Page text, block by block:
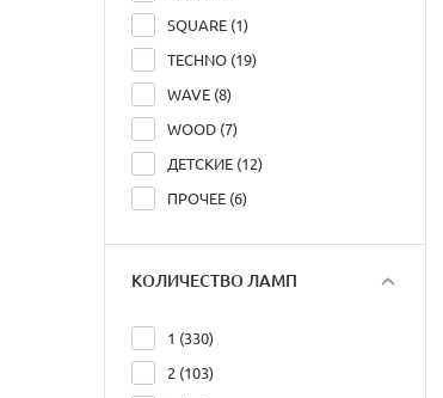
SQUARE (1)
TECHNO (19)
WAVE (8)
WOOD (7)
ДЕТСКИЕ (12)
ПРОЧЕЕ (6)
КОЛИЧЕСТВО ЛАМП
1 (330)
2 (103)